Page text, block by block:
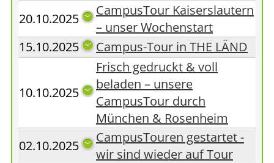
20.10.2025
CampusTour Kaiserslautern
– unser Wochenstart
15.10.2025
Campus-Tour in THE LÄND
10.10.2025
Frisch gedruckt & voll
beladen – unsere
CampusTour durch
München & Rosenheim
02.10.2025
CampusTouren gestartet -
wir sind wieder auf Tour